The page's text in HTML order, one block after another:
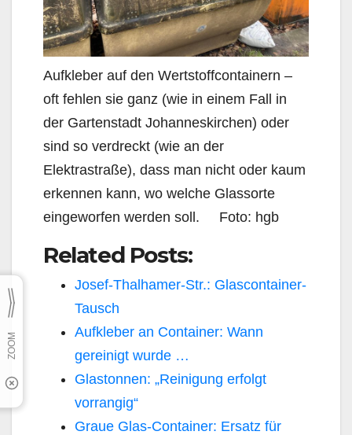
Aufkleber auf den Wertstoffcontainern –
oft fehlen sie ganz (wie in einem Fall in
der Gartenstadt Johanneskirchen) oder
sind so verdreckt (wie an der
Elektrastraße), dass man nicht oder kaum
erkennen kann, wo welche Glassorte
eingeworfen werden soll. Foto: hgb
Related Posts:
Josef-Thalhamer-Str.: Glascontainer-
Tausch
Aufkleber an Container: Wann
gereinigt wurde …
Glastonnen: „Reinigung erfolgt
vorrangig“
Graue Glas-Container: Ersatz für